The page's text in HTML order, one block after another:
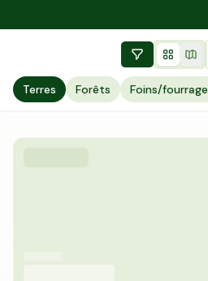
Terres Forêts Foins/fourrage